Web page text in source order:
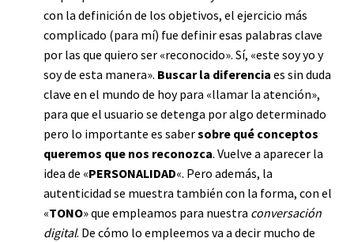
con la definición de los objetivos, el ejercicio más
complicado (para mí) fue definir esas palabras clave
por las que quiero ser «reconocido». Sí, «este soy yo y
soy de esta manera». Buscar la diferencia es sin duda
clave en el mundo de hoy para «llamar la atención»,
para que el usuario se detenga por algo determinado
pero lo importante es sabersobre qué conceptos
queremos que nos reconozca. Vuelve a aparecer la
idea de «PERSONALIDAD«. Pero además, la
autenticidad se muestra también con la forma, con el
«TONO» que empleamos para nuestra conversación
digital. De cómo lo empleemos va a decir mucho de